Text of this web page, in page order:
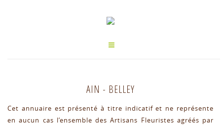
AIN - BELLEY
Cet annuaire est présenté à titre indicatif et ne représente
en aucun cas l’ensemble des Artisans Fleuristes agréés par